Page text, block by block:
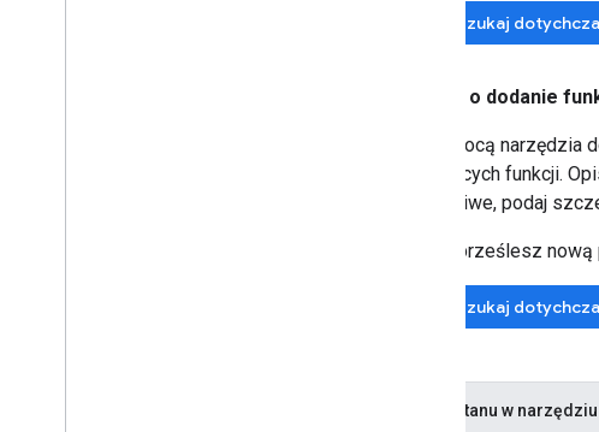
Przeszukaj
Prośby o dodanie
Za pomocą
istniejących funkcji.
to możliwe, podaj
Zanim prześlesz
Przeszukaj
Kody stanu w